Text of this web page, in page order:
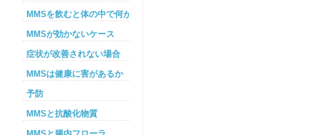
MMSを飲むと体の中で何が起こるか
MMSが効かないケース
症状が改善されない場合
MMSは健康に害があるか
予防
MMSと抗酸化物質